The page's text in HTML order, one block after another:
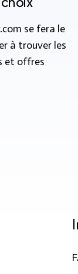
se fera le
à trouver les
et offres